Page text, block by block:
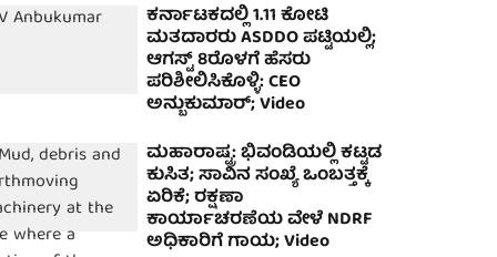
ಕರ್ನಾಟಕದಲ್ಲಿ 1.11 ಕೋಟಿ
ಮತದಾರರು ASDDO ಪಟ್ಟಿಯಲ್ಲಿ;
ಆಗಸ್ಟ್ 8ರೊಳಗೆ ಹೆಸರು
ಪರಿಶೀಲಿಸಿಕೊಳ್ಳಿ: CEO
ಅನ್ಬುಕುಮಾರ್; Video
ಮಹಾರಾಷ್ಟ್ರ: ಭಿವಂಡಿಯಲ್ಲಿ ಕಟ್ಟಡ
ಕುಸಿತ; ಸಾವಿನ ಸಂಖ್ಯೆ ಒಂಬತ್ತಕ್ಕೆ
ಏರಿಕೆ; ರಕ್ಷಣಾ
ಕಾರ್ಯಾಚರಣೆಯ ವೇಳೆ NDRF
ಅಧಿಕಾರಿಗೆ ಗಾಯ; Video